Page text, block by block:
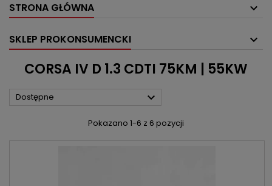
STRONA GŁÓWNA
SKLEP PROKONSUMENCKI
CORSA IV D 1.3 CDTI 75KM | 55KW
Dostępne 
Pokazano 1-6 z 6 pozycji